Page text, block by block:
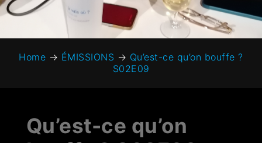
Home → ÉMISSIONS → Qu’est-ce qu’on bouffe ?
S02E09
Qu’est-ce qu’on